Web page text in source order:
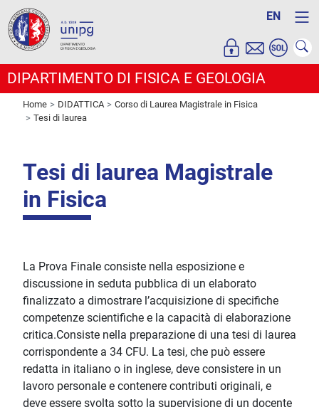
EN
DIPARTIMENTO DI FISICA E GEOLOGIA
Home DIDATTICA
Corso di Laurea Magistrale in Fisica
Tesi di laurea
Tesi di laurea Magistrale
in Fisica
La Prova Finale consiste nella esposizione e
discussione in seduta pubblica di un elaborato
finalizzato a dimostrare l’acquisizione di specifiche
competenze scientifiche e la capacità di elaborazione
critica.Consiste nella preparazione di una tesi di laurea
corrispondente a 34 CFU. La tesi, che può essere
redatta in italiano o in inglese, deve consistere in un
lavoro personale e contenere contributi originali, e
deve essere svolta sotto la supervisione di un docente